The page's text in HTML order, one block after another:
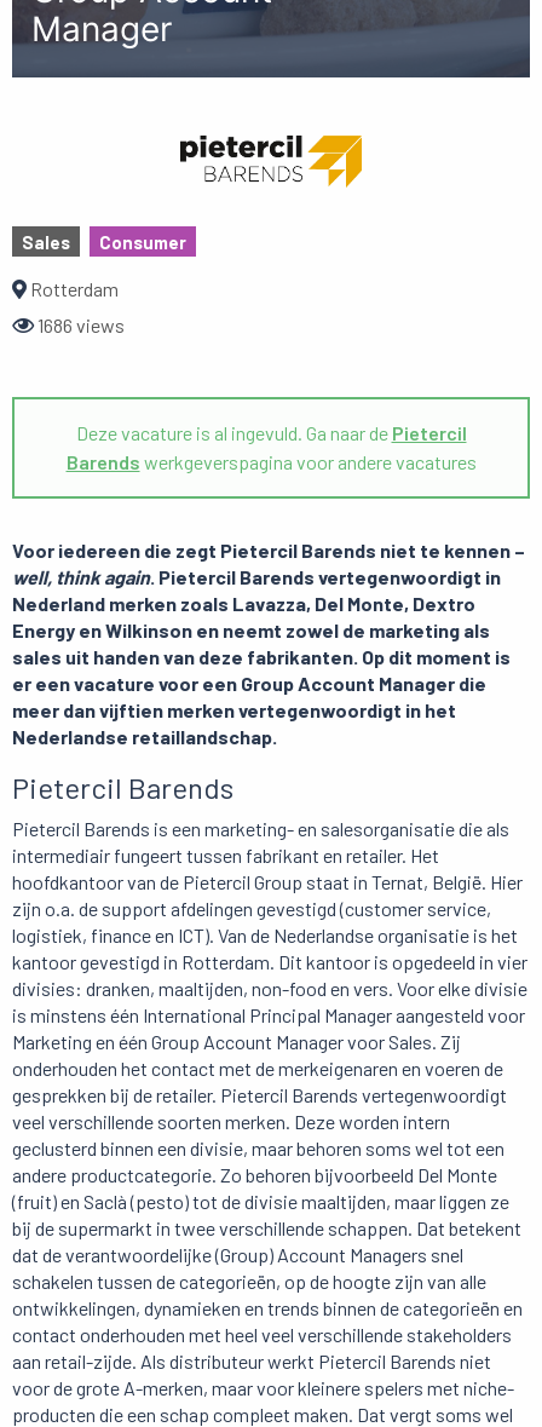
Manager
Sales Consumer
Rotterdam
1686 views
Deze vacature is al ingevuld. Ga naar de Pietercil
Barends werkgeverspagina voor andere vacatures
Voor iedereen die zegt Pietercil Barends niet te kennen –
well, think again. Pietercil Barends vertegenwoordigt in
Nederland merken zoals Lavazza, Del Monte, Dextro
Energy en Wilkinson en neemt zowel de marketing als
sales uit handen van deze fabrikanten. Op dit moment is
er een vacature voor een Group Account Manager die
meer dan vijftien merken vertegenwoordigt in het
Nederlandse retaillandschap.
Pietercil Barends
Pietercil Barends is een marketing- en salesorganisatie die als
intermediair fungeert tussen fabrikant en retailer. Het
hoofdkantoor van de Pietercil Group staat in Ternat, België. Hier
zijn o.a. de support afdelingen gevestigd (customer service,
logistiek, finance en ICT). Van de Nederlandse organisatie is het
kantoor gevestigd in Rotterdam. Dit kantoor is opgedeeld in vier
divisies: dranken, maaltijden, non-food en vers. Voor elke divisie
is minstens één International Principal Manager aangesteld voor
Marketing en één Group Account Manager voor Sales. Zij
onderhouden het contact met de merkeigenaren en voeren de
gesprekken bij de retailer. Pietercil Barends vertegenwoordigt
veel verschillende soorten merken. Deze worden intern
geclusterd binnen een divisie, maar behoren soms wel tot een
andere productcategorie. Zo behoren bijvoorbeeld Del Monte
(fruit) en Saclà (pesto) tot de divisie maaltijden, maar liggen ze
bij de supermarkt in twee verschillende schappen. Dat betekent
dat de verantwoordelijke (Group) Account Managers snel
schakelen tussen de categorieën, op de hoogte zijn van alle
ontwikkelingen, dynamieken en trends binnen de categorieën en
contact onderhouden met heel veel verschillende stakeholders
aan retail-zijde. Als distributeur werkt Pietercil Barends niet
voor de grote A-merken, maar voor kleinere spelers met niche-
producten die een schap compleet maken. Dat vergt soms wel